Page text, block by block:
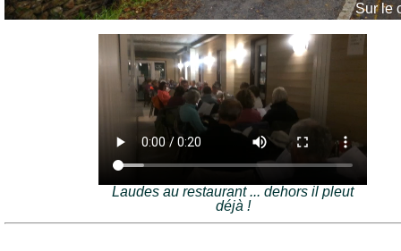
Sur le
Laudes au restaurant ... dehors il pleut
déjà !